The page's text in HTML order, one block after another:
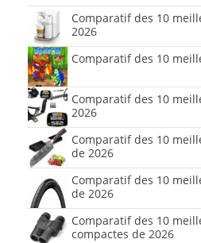
Comparatif des 10
2026
Comparatif des 10
Comparatif des 10
2026
Comparatif des 10
de 2026
Comparatif des 10
de 2026
Comparatif des 10
compactes de 2026